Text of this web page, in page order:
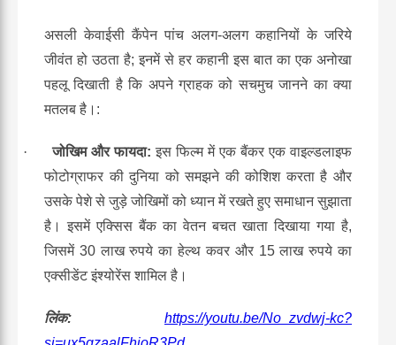
असली केवाईसी कैंपेन पांच अलग-अलग कहानियों के जरिये
जीवंत हो उठता है; इनमें से हर कहानी इस बात का एक अनोखा
पहलू दिखाती है कि अपने ग्राहक को सचमुच जानने का क्या
मतलब है। :
· जोखिम और फायदा: इस फिल्म में एक बैंकर एक वाइल्डलाइफ
फोटोग्राफर की दुनिया को समझने की कोशिश करता है और
उसके पेशे से जुड़े जोखिमों को ध्यान में रखते हुए समाधान सुझाता
है। इसमें एक्सिस बैंक का वेतन बचत खाता दिखाया गया है,
जिसमें 30 लाख रुपये का हेल्थ कवर और 15 लाख रुपये का
एक्सीडेंट इंश्योरेंस शामिल है।
लिंक: https://youtu.be/No_zvdwj-kc?